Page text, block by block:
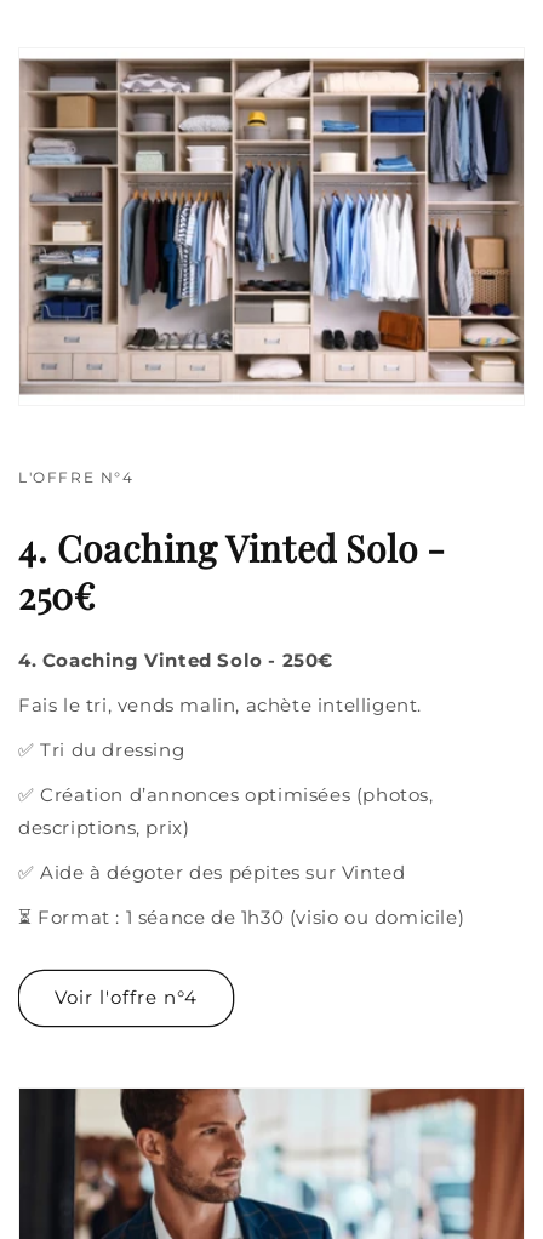
L'OFFRE N°4
4. Coaching Vinted Solo -
250€
4. Coaching Vinted Solo - 250€
Fais le tri, vends malin, achète intelligent.
✅ Tri du dressing
✅ Création d’annonces optimisées (photos,
descriptions, prix)
✅ Aide à dégoter des pépites sur Vinted
⏳ Format : 1 séance de 1h30 (visio ou domicile)
Voir l'offre n°4